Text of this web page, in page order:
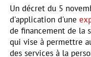
Un décret du 5
d'application d'une
de financement de la
qui vise à permettre
des services à la